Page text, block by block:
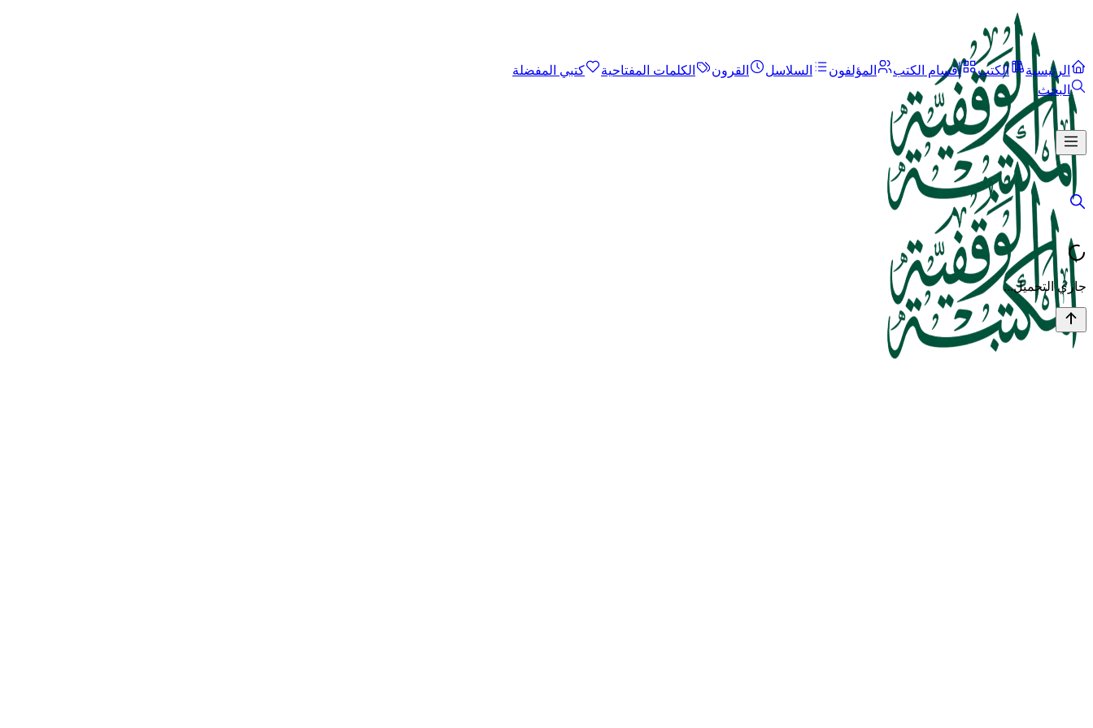
الرئيسية الكتب أقسام الكتب المؤلفون السلاسل القرون الكلمات المفتاحية
كتبي المفضلة
البحث
جاري التحميل...